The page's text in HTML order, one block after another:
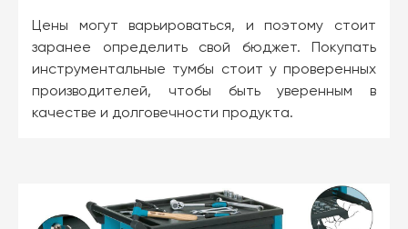
Цены могут варьироваться, и поэтому стоит
заранее определить свой бюджет. Покупать
инструментальные тумбы стоит у проверенных
производителей, чтобы быть уверенным в
качестве и долговечности продукта.